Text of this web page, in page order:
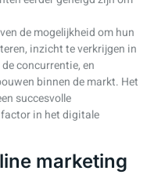
de mogelijkheid om hun
inzicht te verkrijgen in
concurrentie, en
binnen de markt. Het
succesvolle
in het digitale
marketing